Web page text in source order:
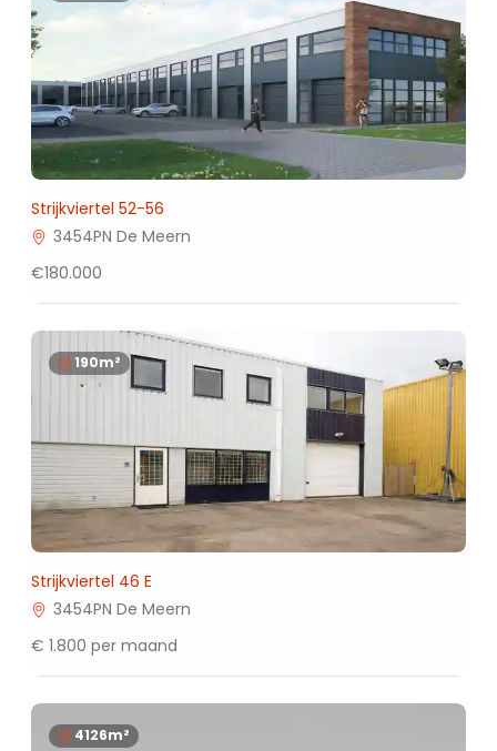
Strijkviertel 52-56
3454PN De Meern
€180.000
190m²
Strijkviertel 46 E
3454PN De Meern
€ 1.800 per maand
4126m²